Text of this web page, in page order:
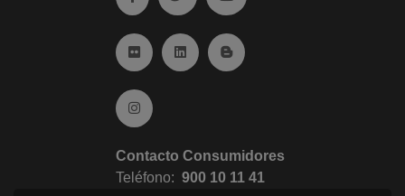
Ir a Flickr (abre en ventana nueva)
Ir a Linkedin (abre en ventana nueva)
Ir al Blog (abre en ventana
Ir a Instagram (abre en ventana nueva)
Contacto Consumidores
Teléfono: 900 10 11 41